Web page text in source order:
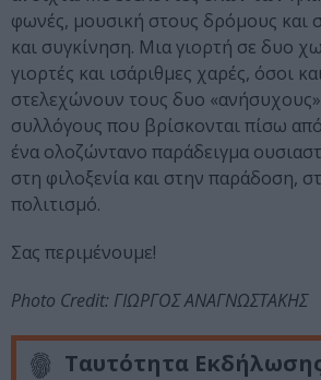
φωνές, μουσική στους δρόμους και
και συγκίνηση. Μια γιορτή σε δυο
γιορτές και ισάριθμες χαρές, όσοι
στελεχώνουν τους δυο «ανήσυχους»
συλλόγους που βρίσκονται πίσω
ένα ολοζώντανο παράδειγμα
στη φιλοξενία και στην παράδοση,
πολιτισμό.
Σας περιμένουμε!
Photo Credit: ΓΙΩΡΓΟΣ ΑΝΑΓΝΩΣΤΑΚΗΣ
Ταυτότητα